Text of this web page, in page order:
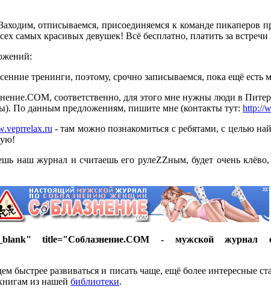
отписываемся, присоединяемся к команде пикаперов
самых красивых девушек! Всё бесплатно, платить за
тренинги, поэтому, срочно записываемся, пока ещё
соответственно, для этого мне нужны люди в
По данным предложениям, пишите мне (контакты тут: http://
- там можно познакомиться с ребятами, с целью
наш журнал и считаешь его рулеZZным, будет очень
title="Соблазнение.COM - мужской журнал
быстрее развиваться и писать чаще, ещё более интересные
из нашей библиотеки.